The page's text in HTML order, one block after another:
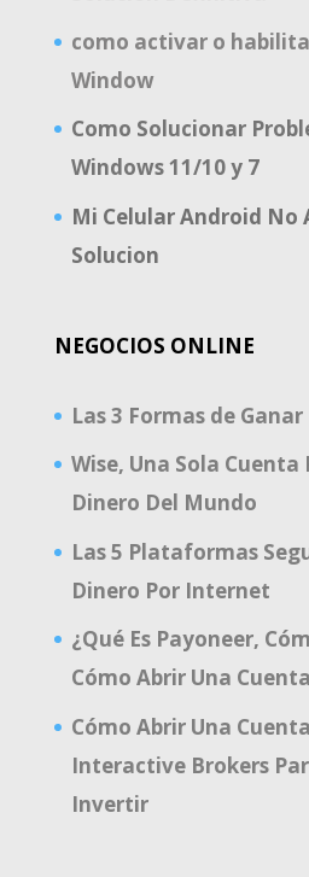
como activar o
Window
Como Solucionar
Windows 11/10 y 7
Mi Celular Android No
Solucion
NEGOCIOS ONLINE
Las 3 Formas de
Wise, Una Sola Cuenta
Dinero Del Mundo
Las 5 Plataformas
Dinero Por Internet
¿Qué Es Payoneer,
Cómo Abrir Una
Cómo Abrir Una
Interactive Brokers
Invertir